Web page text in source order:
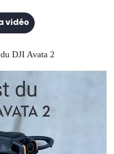
vidéo
DJI Avata 2